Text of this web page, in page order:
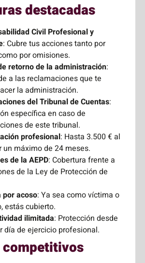
destacadas
Civil Profesional y
: Cubre tus acciones tanto por
por omisiones.
retorno de la administración:
a las reclamaciones que te
la administración.
del Tribunal de Cuentas:
específica en caso de
de este tribunal.
profesional: Hasta 3.500 € al
un máximo de 24 meses.
de la AEPD: Cobertura frente a
de la Ley de Protección de
por acoso: Ya sea como víctima o
estás cubierto.
ilimitada: Protección desde
día de ejercicio profesional.